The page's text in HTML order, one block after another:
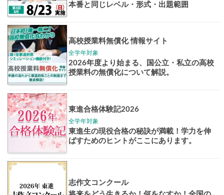
大学案内
講座